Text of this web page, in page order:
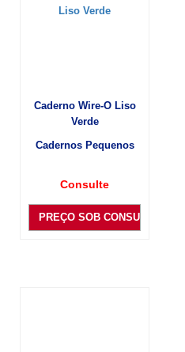
Caderno Wire-O Liso
Verde
Cadernos Pequenos
Consulte
PREÇO SOB CONSULTA